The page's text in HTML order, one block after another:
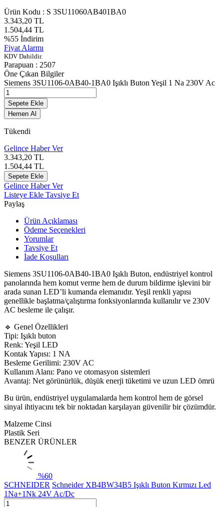
Ürün Kodu : S 3SU11060AB401BA0
3.343,20 TL
1.504,44 TL
%55 İndirim
Fiyat Alarmı
KDV Dahildir.
Parapuan : 2507
Öne Çıkan Bilgiler
Siemens 3SU1106-0AB40-1BA0 Işıklı Buton Yeşil 1 Na 230V Ac
Sepete Ekle
Hemen Al
Tükendi
Gelince Haber Ver
3.343,20 TL
1.504,44 TL
Sepete Ekle
Gelince Haber Ver
Listeye Ekle Tavsiye Et
Paylaş
Ürün Açıklaması
Ödeme Seçenekleri
Yorumlar
Tavsiye Et
İade Koşulları
Siemens 3SU1106-0AB40-1BA0 Işıklı Buton, endüstriyel kontrol
panolarında hem komut verme hem de durum bildirme işlevini bir
arada sunan LED’li kumanda elemanıdır. Yeşil renkli yapısı
genellikle başlatma/çalıştırma fonksiyonlarında kullanılır ve 230V
AC besleme ile çalışır.
🔹 Genel Özellikleri
Tipi: Işıklı buton
Renk: Yeşil LED
Kontak Yapısı: 1 NA
Besleme Gerilimi: 230V AC
Kullanım Alanı: Pano ve otomasyon sistemleri
Avantaj: Net görünürlük, düşük enerji tüketimi ve uzun LED ömrü
Bu ürün, endüstriyel uygulamalarda hem kontrol hem de görsel
sinyal ihtiyacını tek bir noktadan karşılayan güvenilir bir çözümdür.
Malzeme Cinsi
Plastik Seri
BENZER ÜRÜNLER
%60
SCHNEIDER Schneider XB4BW34B5 Işıklı Buton Kırmızı Led
1Na+1Nk 24V Ac/Dc